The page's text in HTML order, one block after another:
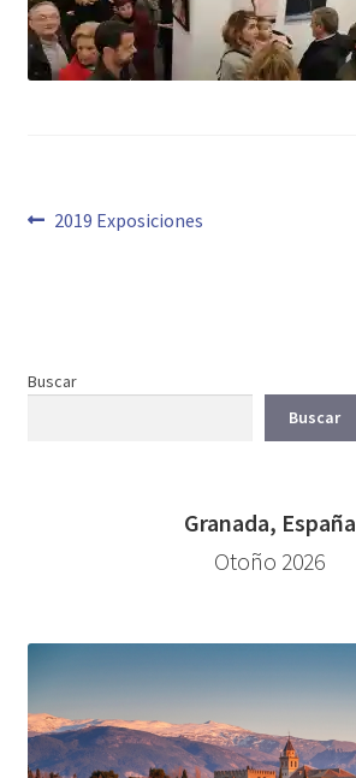
Navegación
Anterior:
2019 Exposiciones
Buscar
Buscar
Granada, España
Otoño 2026